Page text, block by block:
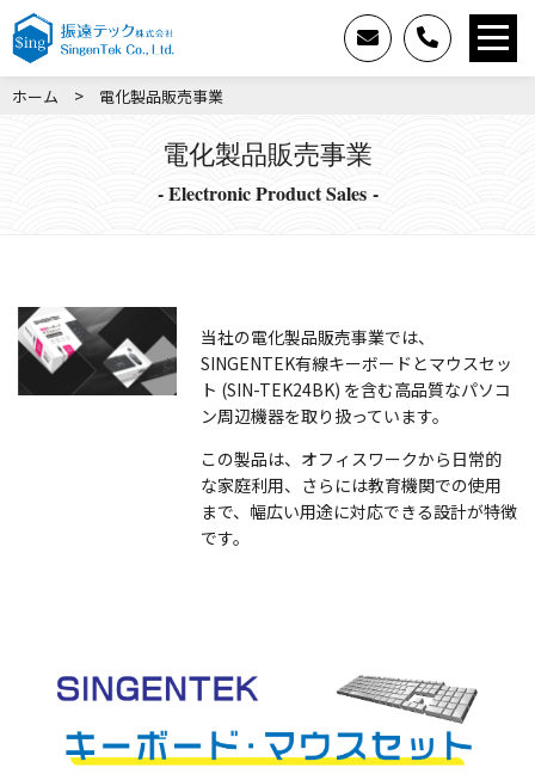
ホーム > 電化製品販売事業
電化製品販売事業
- Electronic Product Sales -
当社の電化製品販売事業では、
SINGENTEK有線キーボードとマウスセッ
ト (SIN-TEK24BK) を含む高品質なパソコ
ン周辺機器を取り扱っています。
この製品は、オフィスワークから日常的
な家庭利用、さらには教育機関での使用
まで、幅広い用途に対応できる設計が特徴
です。